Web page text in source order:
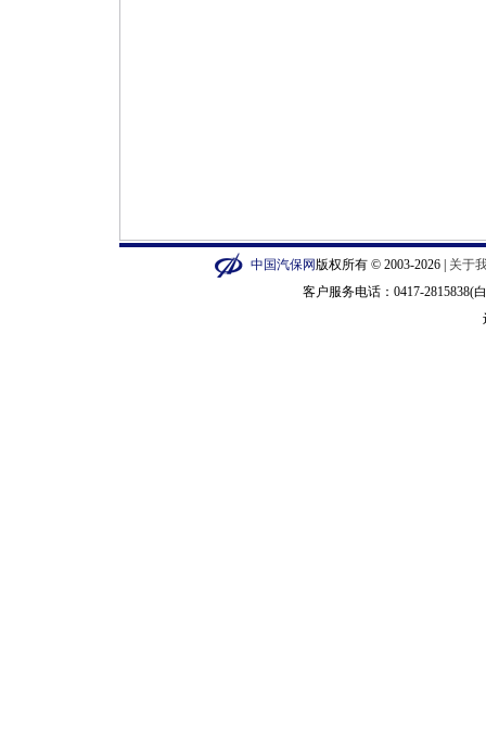
中国汽保网版权所有 © 2003-2026 | 关于
客户服务电话：0417-